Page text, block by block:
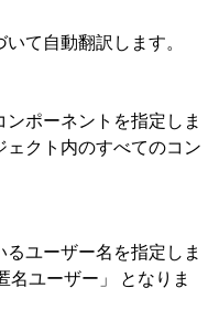
て自動翻訳します。
ポーネントを指定しま
クト内のすべてのコン
ユーザー名を指定しま
名ユーザー」 となりま